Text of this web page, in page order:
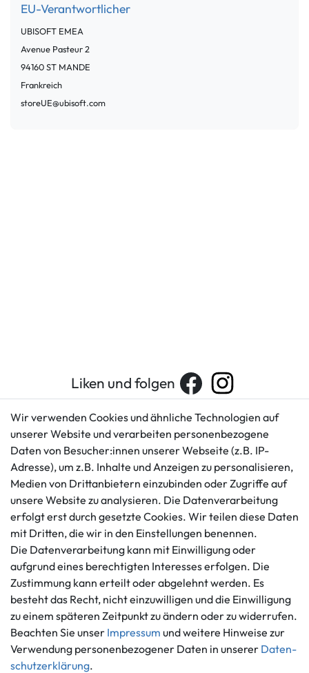
EU-Verantwortlicher
UBISOFT EMEA
Avenue Pasteur2
94160ST MANDE
Frankreich
storeUE@ubisoft.com
Liken und folgen
Kundenservice
+49 421 596586
Mo. - Fr. 9 - 16 Uhr
info@gameworld.de
Kontaktformular
Rechtliches
AGB
Impressum
Datenschutzerklärung
Barrierefreiheitserklärung
Widerrufs­recht
Vertrag widerrufen
Informationen
Ankauf
Über uns
Häufig gestellte Fragen
Zahlung und Versand
Batterieentsorgung
Zahlungsmöglichkeiten
Wir verwenden Cookies und ähnliche Technologien auf
unserer Website und verarbeiten personenbezogene
Daten von Besucher:innen unserer Webseite (z.B. IP-
Adresse), um z.B. Inhalte und Anzeigen zu personalisieren,
Medien von Drittanbietern einzubinden oder Zugriffe auf
unsere Website zu analysieren. Die Datenverarbeitung
erfolgt erst durch gesetzte Cookies. Wir teilen diese Daten
mit Dritten, die wir in den Einstellungen benennen.
Die Datenverarbeitung kann mit Einwilligung oder
aufgrund eines berechtigten Interesses erfolgen. Die
Zustimmung kann erteilt oder abgelehnt werden. Es
besteht das Recht, nicht einzuwilligen und die Einwilligung
zu einem späteren Zeitpunkt zu ändern oder zu widerrufen.
Beachten Sie unser Impressum und weitere Hinweise zur
Verwendung personenbezogener Daten in unserer Daten­
schutz­erklärung.